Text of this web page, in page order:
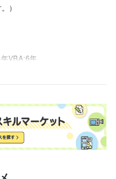
）
VBA:6年